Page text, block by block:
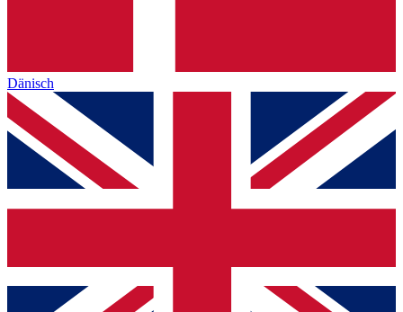
Dänisch